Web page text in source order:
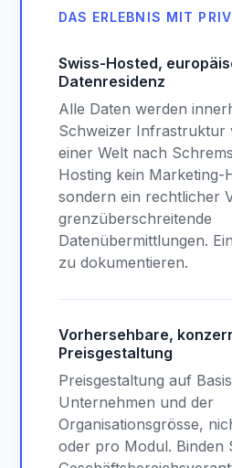
DAS ERLEBNIS MIT
Swiss-Hosted,
Datenresidenz
Alle Daten werden
Schweizer Infrastruktur
einer Welt nach
Hosting kein Marketing-
sondern ein rechtlicher
grenzüberschreitende
Datenübermittlungen.
zu dokumentieren.
Vorhersehbare,
Preisgestaltung
Preisgestaltung auf
Unternehmen und der
Organisationsgrösse,
oder pro Modul. Binden